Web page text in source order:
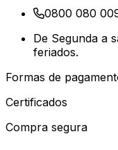
0800 080
De Segunda a
feriados.
Formas de
Certificados
Compra segura